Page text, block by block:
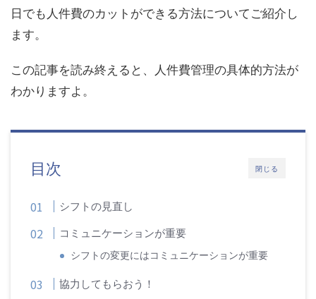
日でも人件費のカットができる方法についてご紹介し
ます。
この記事を読み終えると、人件費管理の具体的方法が
わかりますよ。
閉じる
目次
シフトの見直し
コミュニケーションが重要
シフトの変更にはコミュニケーションが重要
協力してもらおう！